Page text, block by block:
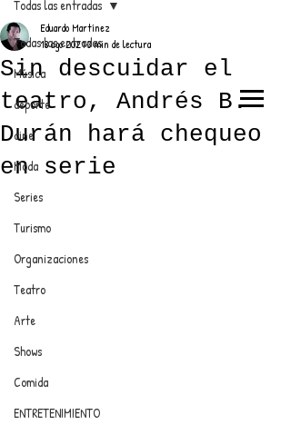
ANUNCIATE CON NOSOTROS
PARA MÁS INFORMACIÓN:
dinamicaseltrendytop@gmail.com
EL TRENDY TOP
CON EDDY MARTINEZ
Todas las entradas
Música
deporte
cine
Moda
Series
Turismo
Organizaciones
Teatro
Arte
Shows
Comida
ENTRETENIMIENTO
Todas las entradas
Sin descuidar el
teatro, Andrés B.
Durán hará chequeo
en serie
Eduardo Martínez
18 ago 20213 min de lectura